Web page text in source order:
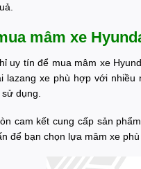
mâm xe
uy tín để mua mâm xe
lazang xe phù hợp với
dụng.
cam kết cung cấp sản
để bạn chọn lựa mâm xe